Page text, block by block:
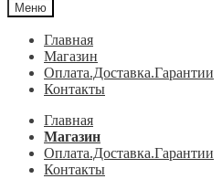
Меню
Главная
Магазин
Оплата.Доставка.Гарантии
Контакты
Главная
Магазин
Оплата.Доставка.Гарантии
Контакты